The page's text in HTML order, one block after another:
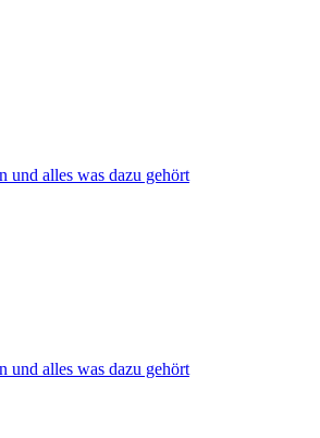
und alles was dazu gehört
und alles was dazu gehört